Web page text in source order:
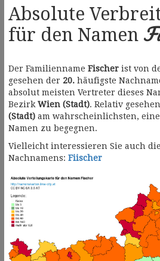
Absolute
für den Namen
Der Familienname Fischer ist von
gesehen der 20. häufigste
absolut meisten Vertreter dieses
Bezirk Wien (Stadt). Relativ
(Stadt) am wahrscheinlichsten,
Namen zu begegnen.
Vielleicht interessieren Sie auch
Nachnamens: Fiischer